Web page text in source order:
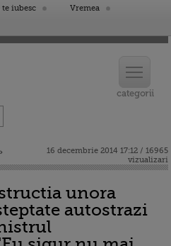
iubesc
Vremea
16 decembrie 2014 17:12 / 16965
vizualizari
unora
autostrazi